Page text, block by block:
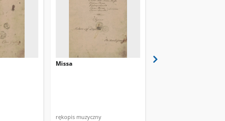
Missa
rękopis muzyczny